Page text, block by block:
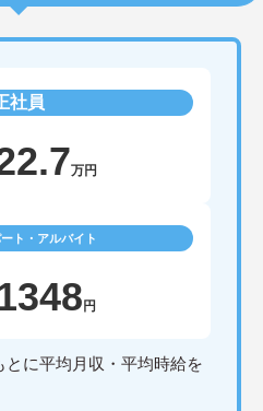
社員
万円
ト・アルバイト
円
に平均月収・平均時給を